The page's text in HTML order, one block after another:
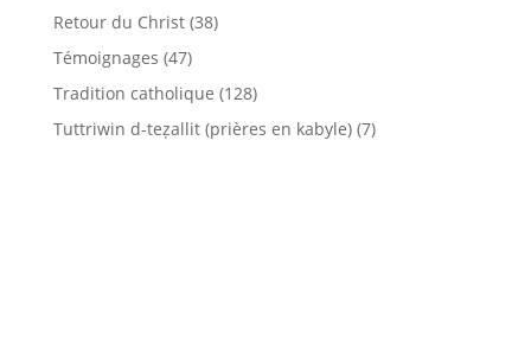
Retour du Christ(38)
Témoignages (47)
Tradition catholique (128)
Tuttriwin d-teẓallit (prières en kabyle)(7)